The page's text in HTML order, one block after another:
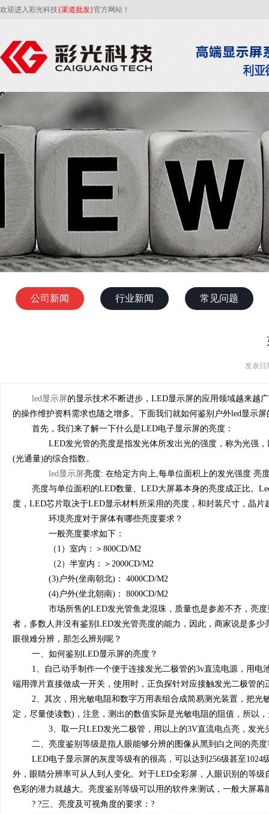
欢迎进入彩光科技{渠道批发}官方网站！
公司新闻 行业新闻 常见问题
发表日
led显示屏的显示技术不断进步，LED显示屏的应用领域越来越
的操作维护资料需求也随之增多。下面我们就如何鉴别户外led显示
首先，我们来了解一下什么是LED电子显示屏的亮度：
LED发光管的亮度是指发光体所发出光的强度，称为光强，
(光通量)的综合指数。
led显示屏亮度: 在给定方向上,每单位面积上的发光强度 亮
亮度与单位面积的LED数量、LED大屏幕本身的亮度成正比。
度，LED芯片取决于LED显示材料所采用的亮度，和封装尺寸，晶
环境亮度对于屏体有哪些亮度要求？
一般亮度要求如下：
（1）室内：＞800CD/M2
（2）半室内：＞2000CD/M2
(3)户外(坐南朝北)： 4000CD/M2
(4)户外(坐北朝南)： 8000CD/M2
市场所售的LED发光管鱼龙混珠，质量也是参差不齐，亮度
者，多数人并没有鉴别LED发光管亮度的能力，因此，商家说是多
眼很难分辨，那怎么辨别呢？
一、如何鉴别LED显示屏的亮度？
1、自己动手制作一个便于连接发光二极管的3v直流电源，用
端用弹片直接做成一开关，使用时，正负探针对应接触发光二极管
2、其次，用光敏电阻和数字万用表组合成简易测光装置，把
定，尽量使读数)，注意，测出的数值实际是光敏电阻的阻值，所以
3、取一只LED发光二极管，用以上的3V直流电点亮，发光
二、亮度鉴别等级是指人眼能够分辨的图像从黑到白之间的亮
LED电子显示屏的灰度等级有的很高，可以达到256级甚至
外，眼睛分辨率可从人到人变化。对于LED全彩屏，人眼识别的等
色彩的潜力就越大。亮度鉴别等级可以用的软件来测试，一般大屏
? ?三、亮度及可视角度的要求：?